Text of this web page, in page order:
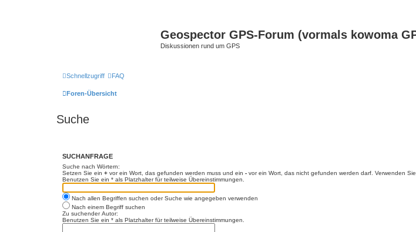
Geospector GPS-Forum (vormals kowoma
Diskussionen rund um GPS
Schnellzugriff FAQ
Foren-Übersicht
Suche
SUCHANFRAGE
Suche nach Wörtern:
Setzen Sie ein + vor ein Wort, das gefunden werden muss und ein - vor ein Wort, das nicht gefunden werden darf. Verwenden
Benutzen Sie ein * als Platzhalter für teilweise Übereinstimmungen.
Nach allen Begriffen suchen oder Suche wie angegeben verwenden
Nach einem Begriff suchen
Zu suchender Autor:
Benutzen Sie ein * als Platzhalter für teilweise Übereinstimmungen.